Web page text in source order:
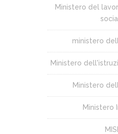
Ministero del
ministero
Ministero
Ministero
Ministero